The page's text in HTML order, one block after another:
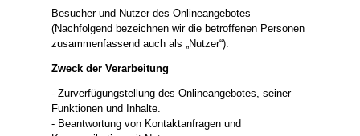
Besucher und Nutzer des Onlineangebotes
(Nachfolgend bezeichnen wir die betroffenen Personen
zusammenfassend auch als „Nutzer“).
Zweck der Verarbeitung
- Zurverfügungstellung des Onlineangebotes, seiner
Funktionen und Inhalte.
- Beantwortung von Kontaktanfragen und